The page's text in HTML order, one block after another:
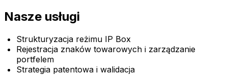
Nasze usługi
Strukturyzacja reżimu IP Box
Rejestracja znaków towarowych i zarządzanie
portfelem
Strategia patentowa i walidacja